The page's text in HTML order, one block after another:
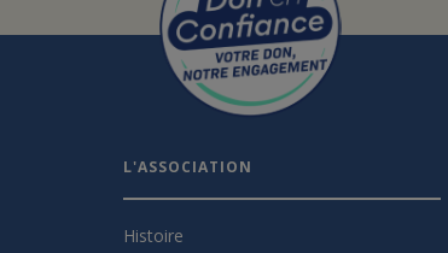
L'ASSOCIATION
Histoire